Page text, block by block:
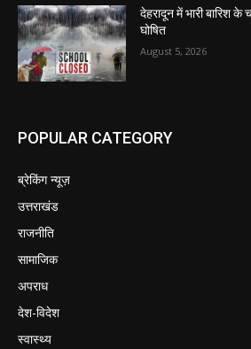
देहरादून में भारी
घोषित
August 5, 2026
POPULAR CATEGORY
ब्रेकिंग न्यूज़
उत्तराखंड
राजनीति
सामाजिक
अपराध
देश-विदेश
स्वास्थ्य